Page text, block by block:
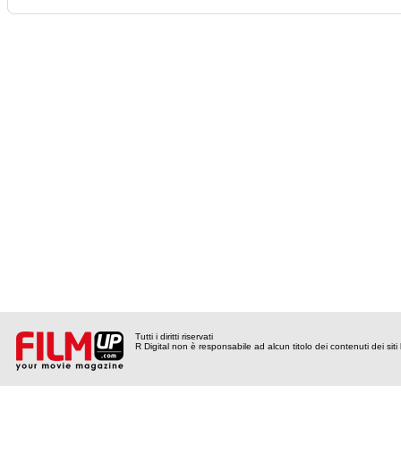
Tutti i diritti riservati
R Digital non è responsabile ad alcun titolo dei contenuti dei siti